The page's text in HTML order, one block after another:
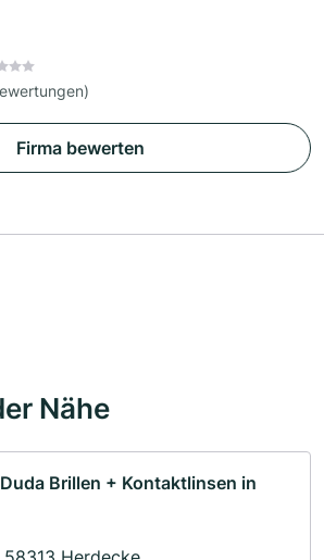
Firma bewerten
Nähe
Duda Brillen + Kontaktlinsen in